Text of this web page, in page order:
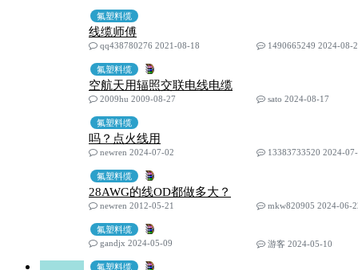
氟塑料缆
线缆师傅
qq438780276 2021-08-18
1490665249 2024-08-
氟塑料缆
空航天用辐照交联电线电缆
2009hu 2009-08-27
sato 2024-08-17
氟塑料缆
吗？点火线用
newren 2024-07-02
13383733520 2024-
氟塑料缆
28AWG的线OD都做多大？
newren 2012-05-21
mkw820905 2024-06-
氟塑料缆
gandjx 2024-05-09 游客 2024-05-10
氟塑料缆